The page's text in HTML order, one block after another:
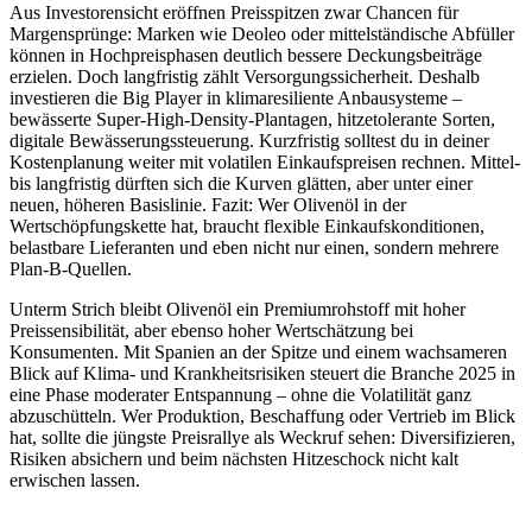
Aus Investorensicht eröffnen Preisspitzen zwar Chancen für
Margensprünge: Marken wie Deoleo oder mittelständische Abfüller
können in Hochpreisphasen deutlich bessere Deckungsbeiträge
erzielen. Doch langfristig zählt Versorgungssicherheit. Deshalb
investieren die Big Player in klimaresiliente Anbausysteme –
bewässerte Super-High-Density-Plantagen, hitzetolerante Sorten,
digitale Bewässerungssteuerung. Kurzfristig solltest du in deiner
Kostenplanung weiter mit volatilen Einkaufspreisen rechnen. Mittel-
bis langfristig dürften sich die Kurven glätten, aber unter einer
neuen, höheren Basislinie. Fazit: Wer Olivenöl in der
Wertschöpfungskette hat, braucht flexible Einkaufskonditionen,
belastbare Lieferanten und eben nicht nur einen, sondern mehrere
Plan-B-Quellen.
Unterm Strich bleibt Olivenöl ein Premiumrohstoff mit hoher
Preissensibilität, aber ebenso hoher Wertschätzung bei
Konsumenten. Mit Spanien an der Spitze und einem wachsameren
Blick auf Klima- und Krankheitsrisiken steuert die Branche 2025 in
eine Phase moderater Entspannung – ohne die Volatilität ganz
abzuschütteln. Wer Produktion, Beschaffung oder Vertrieb im Blick
hat, sollte die jüngste Preisrallye als Weckruf sehen: Diversifizieren,
Risiken absichern und beim nächsten Hitzeschock nicht kalt
erwischen lassen.